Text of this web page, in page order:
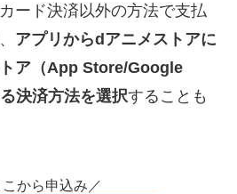
ード決済以外の方法で支払
アプリからdアニメストアに
ア（App Store/Google
決済方法を選択することも
こから申込み／